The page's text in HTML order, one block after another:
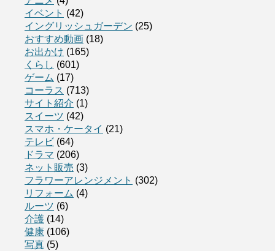
イベント (42)
イングリッシュガーデン (25)
おすすめ動画 (18)
お出かけ (165)
くらし (601)
ゲーム (17)
コーラス (713)
サイト紹介 (1)
スイーツ (42)
スマホ・ケータイ (21)
テレビ (64)
ドラマ (206)
ネット販売 (3)
フラワーアレンジメント (302)
リフォーム (4)
ルーツ (6)
介護 (14)
健康 (106)
写真 (5)